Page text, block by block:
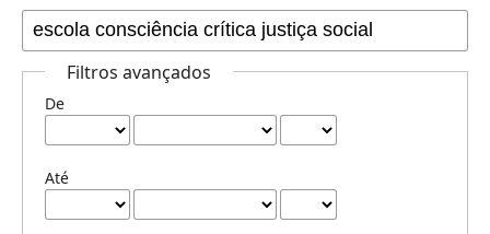
Filtros avançados
De
Até